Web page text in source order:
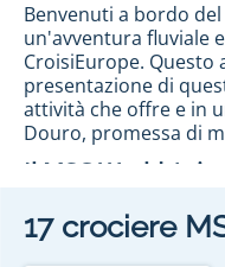
Benvenuti a bordo del
un'avventura fluviale
CroisiEurope.
presentazione di
attività che offre e in
Douro, promessa di
Il MSC World
Il MSC World Asia,
17 crociere